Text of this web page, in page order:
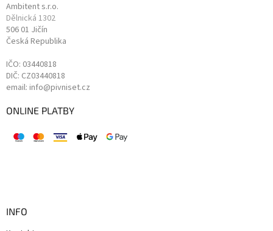
Ambitent s.r.o.
Dělnická 1302
506 01 Jičín
Česká Republika
IČO: 03440818
DIČ: CZ03440818
email: info@pivniset.cz
ONLINE PLATBY
INFO